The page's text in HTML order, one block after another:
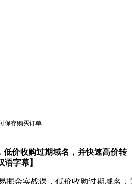
保存购买订单
低价收购过期域名，并快速高价转
字幕】